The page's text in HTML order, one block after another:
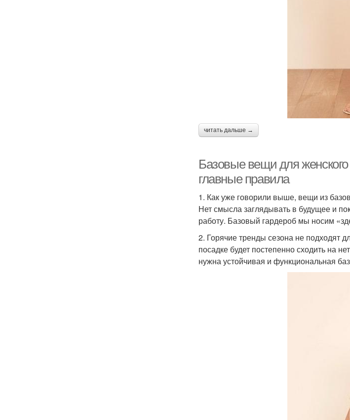
читать дальше →
Базовые вещи для женского
главные правила
1. Как уже говорили выше, вещи из
Нет смысла заглядывать в будущее и
работу. Базовый гардероб мы носим
2. Горячие тренды сезона не подходят
посадке будет постепенно сходить на
нужна устойчивая и функциональная